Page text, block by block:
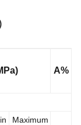
A%
Maximum